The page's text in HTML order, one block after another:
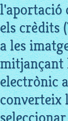
l'aportació
els crèdits
a les
mitjançant
electrònic
converteix